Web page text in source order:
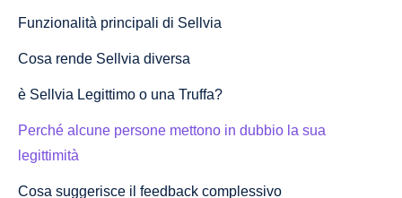
Funzionalità principali di Sellvia
Cosa rende Sellvia diversa
è Sellvia Legittimo o una Truffa?
Perché alcune persone mettono in dubbio la sua
legittimità
Cosa suggerisce il feedback complessivo